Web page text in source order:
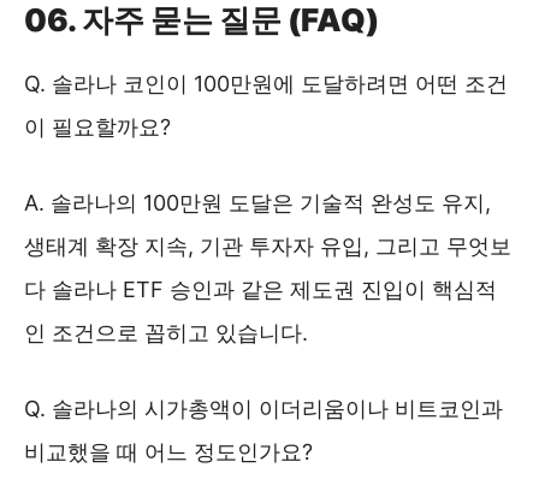
06. 자주 묻는 질문 (FAQ)
Q. 솔라나 코인이 100만원에 도달하려면 어떤 조건
이 필요할까요?
A. 솔라나의 100만원 도달은 기술적 완성도 유지,
생태계 확장 지속, 기관 투자자 유입, 그리고 무엇보
다 솔라나 ETF 승인과 같은 제도권 진입이 핵심적
인 조건으로 꼽히고 있습니다.
Q. 솔라나의 시가총액이 이더리움이나 비트코인과
비교했을 때 어느 정도인가요?